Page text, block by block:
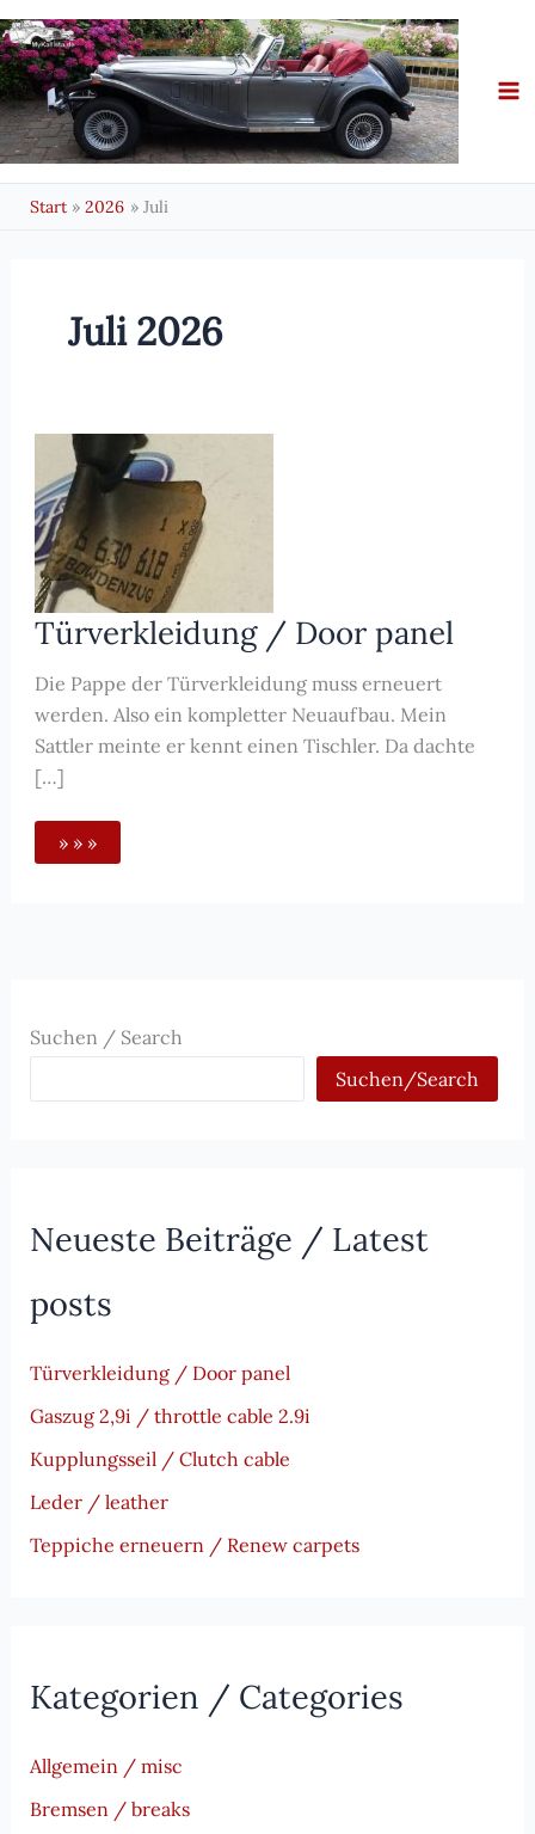
Zum
Inhalt
springen
Start 2026 Juli
Juli 2026
Türverkleidung / Door panel
Die Pappe der Türverkleidung muss erneuert
werden. Also ein kompletter Neuaufbau. Mein
Sattler meinte er kennt einen Tischler. Da dachte
[…]
Türverkleidung
/
» » »
Suchen / Search
Suchen/Search
Neueste Beiträge / Latest
posts
Türverkleidung / Door panel
Gaszug 2,9i / throttle cable 2.9i
Kupplungsseil / Clutch cable
Leder / leather
Teppiche erneuern / Renew carpets
Kategorien / Categories
Allgemein / misc
Bremsen / breaks